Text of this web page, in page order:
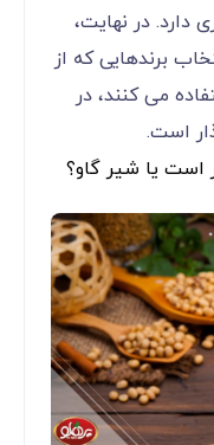
در نهایت،
برندهایی که از
می کنند، در
است.
است یا شیر گاو؟